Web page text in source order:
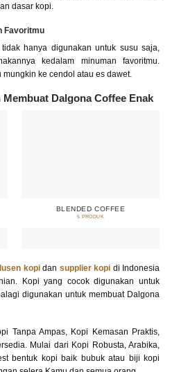
dasar kopi.
Favoritmu
hanya digunakan untuk susu saja,
kedalam minuman favoritmu.
ke cendol atau es dawet.
Dalgona Coffee Enak
BLENDED COFFEE
5 PRODUK
kopidan supplier kopi di Indonesia
Kopi yang cocok digunakan untuk
digunakan untuk membuat Dalgona
Tanpa Ampas, Kopi Kemasan Praktis,
Mulai dari Kopi Robusta, Arabika,
bentuk kopi baik bubuk atau biji kopi